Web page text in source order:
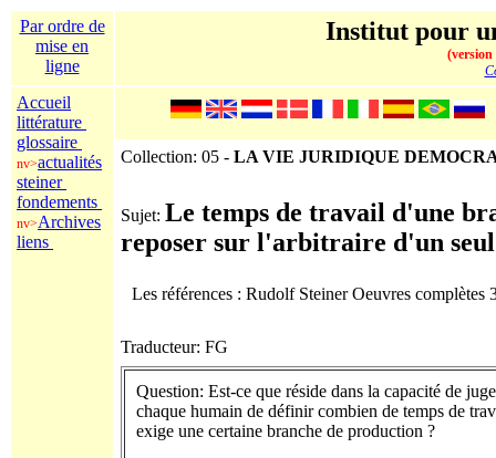
Par ordre de
mise en
ligne
Institut pour
(version
Accueil
littérature
glossaire
nv>actualités
steiner
fondements
nv>Archives
liens
Collection: 05 - LA VIE JURIDIQUE
Sujet: Le temps de travail d'une
reposer sur l'arbitraire d'un
Les références : Rudolf Steiner Oeuvres
Traducteur: FG
Question: Est-ce que réside dans la capacité de
chaque humain de définir combien de temps de
exige une certaine branche de production ?